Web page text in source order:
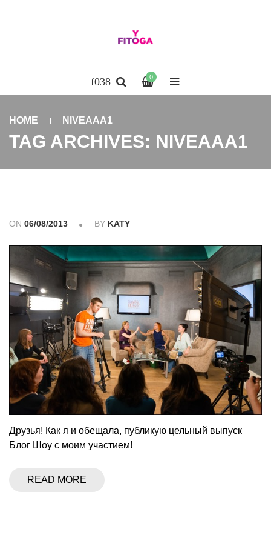
0
HOME NIVEAAA1
TAG ARCHIVES: NIVEAAA1
ON 06/08/2013 BY KATY
Друзья! Как я и обещала, публикую цельный выпуск
Блог Шоу с моим участием!
READ MORE